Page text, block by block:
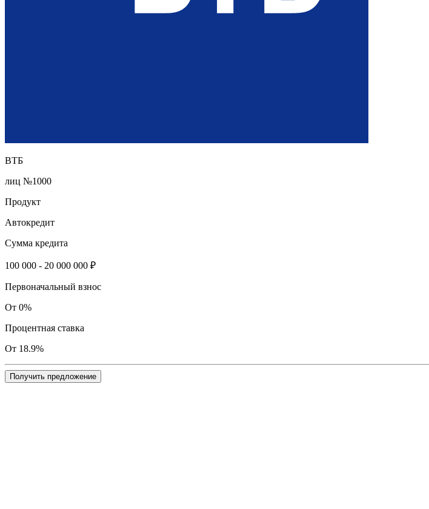
ВТБ
лиц №1000
Продукт
Автокредит
Сумма кредита
100 000 - 20 000 000 ₽
Первоначальный взнос
От 0%
Процентная ставка
От 18.9%
Получить предложение